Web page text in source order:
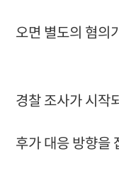
오면 별도의 혐의
경찰 조사가 시작
후가 대응 방향을